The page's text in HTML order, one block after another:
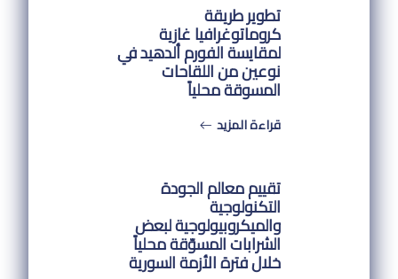
تطوير طريقة
كروماتوغرافيا غازية
لمقايسة الفورم ألدهيد في
نوعين من اللقاحات
المسوقة محلياً
قراءة المزيد
تقييم معالم الجودة
التكنولوجية
والميكروبيولوجية لبعض
الشرابات المسوّقة محلياً
خلال فترة الأزمة السورية